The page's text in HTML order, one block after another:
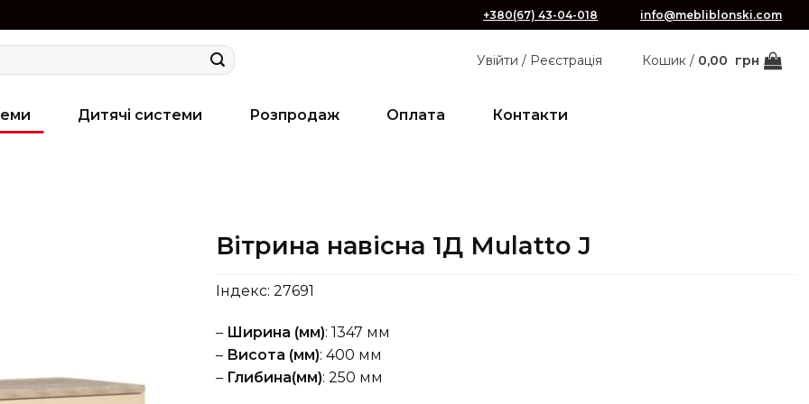
+380(67) 43-04-018 info@mebliblonski.com
Увійти / Реєстрація Кошик / 0,00 грн
Дитячі системи Розпродаж Оплата Контакти
Вітрина навісна 1Д Mulatto J
Індекс: 27691
– Ширина (мм): 1347 мм
– Висота (мм): 400 мм
– Глибина(мм): 250 мм